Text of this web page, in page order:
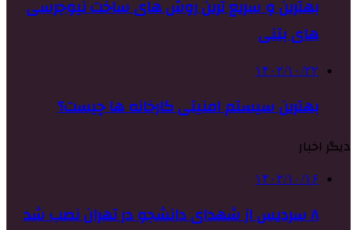
بهترین و سریع ترین روش های ساخت نیوجرسی
های بتنی
۱۴۰۲/۱۰/۲۲
بهترین سیستم امنیتی کارخانه ها چیست؟
دیگر اخبار
۱۴۰۲/۱۰/۱۶
۸ سردیس از شهدای دانشجو در تهران نصب شد